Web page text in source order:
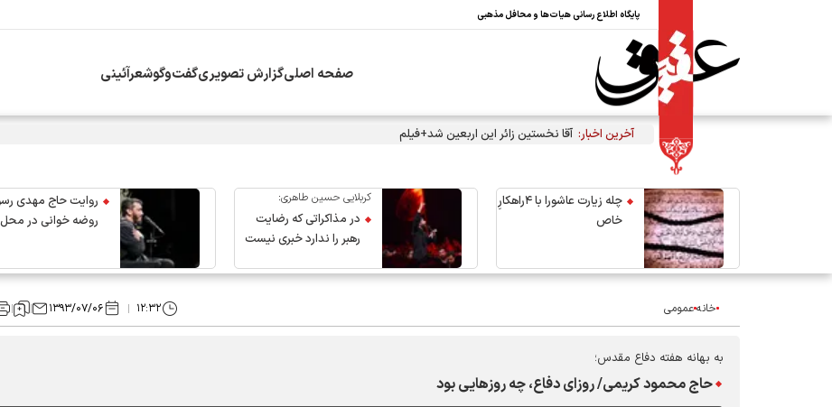
پایگاه اطلاع رسانی هیات‌ها و محافل مذهبی
صفحه اصلیگزارش تصویریگفت‌وگوشعرآئینی
آخرین اخبار: آقا نخستین زائر این اربعین شد+فیلم
چله زیارت عاشورا با ۴راهکارِ
خاص
کربلایی حسین طاهری:
در مذاکراتی که رضایت
رهبر را ندارد خبری نیست
روایت حاج مهدی
روضه خوانی در محل
خانهعمومی ۱۲:۳۲ ۱۳۹۳/۰۷/۰۶
به بهانه هفته دفاع مقدس؛
حاج محمود کریمی/ روزای دفاع، چه روزهایی بود